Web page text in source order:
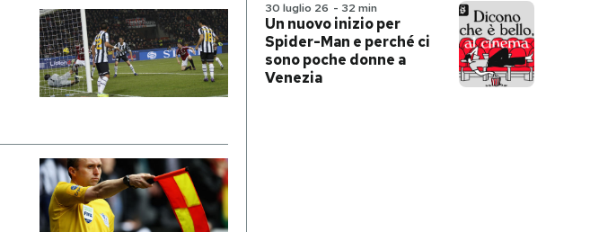
30 luglio 26 - 32 min
Un nuovo inizio per
Spider-Man e perché ci
sono poche donne a
Venezia